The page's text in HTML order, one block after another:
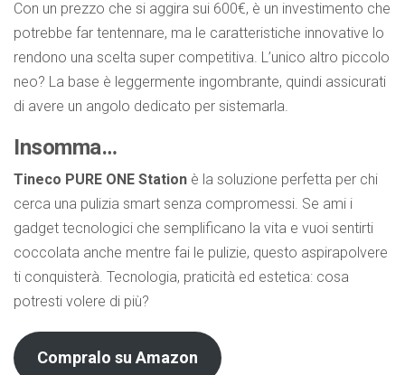
Con un prezzo che si aggira sui 600€, è un investimento che
potrebbe far tentennare, ma le caratteristiche innovative lo
rendono una scelta super competitiva. L’unico altro piccolo
neo? La base è leggermente ingombrante, quindi assicurati
di avere un angolo dedicato per sistemarla.
Insomma…
Tineco PURE ONE Station è la soluzione perfetta per chi
cerca una pulizia smart senza compromessi. Se ami i
gadget tecnologici che semplificano la vita e vuoi sentirti
coccolata anche mentre fai le pulizie, questo aspirapolvere
ti conquisterà. Tecnologia, praticità ed estetica: cosa
potresti volere di più?
Compralo su Amazon